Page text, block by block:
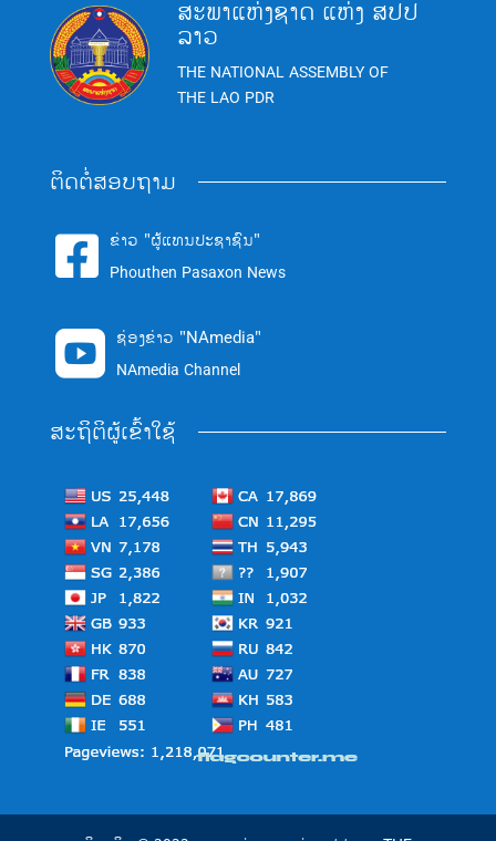
ສະພາແຫ່ງຊາດ ແຫ່ງ ສປປ
ລາວ
THE NATIONAL ASSEMBLY OF
THE LAO PDR
ຕິດຕໍ່ສອບຖາມ
 ຂ່າວ "ຜູ້ແທນປະຊາຊົນ"
Phouthen Pasaxon News
 ຊ່ອງຂ່າວ "NAmedia"
NAmedia Channel
ສະຖິຕິຜູ້ເຂົ້າໃຊ້